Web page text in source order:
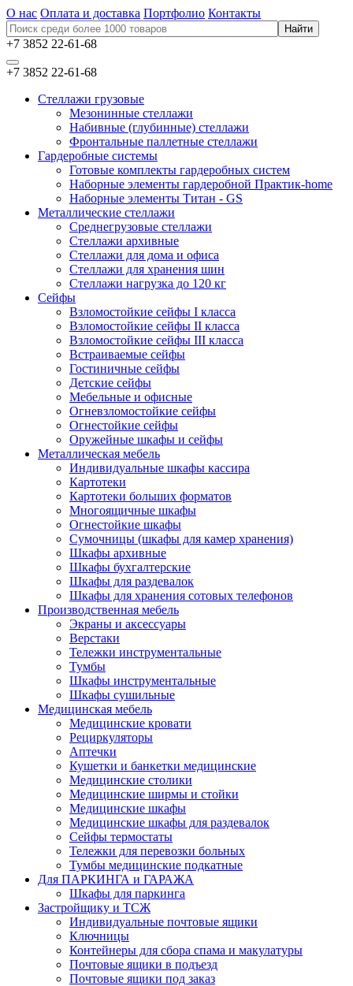
О нас Оплата и доставка Портфолио Контакты
+7 3852 22-61-68
+7 3852 22-61-68
Стеллажи грузовые
Мезонинные стеллажи
Набивные (глубинные) стеллажи
Фронтальные паллетные стеллажи
Гардеробные системы
Готовые комплекты гардеробных систем
Наборные элементы гардеробной Практик-home
Наборные элементы Титан - GS
Металлические стеллажи
Среднегрузовые стеллажи
Стеллажи архивные
Стеллажи для дома и офиса
Стеллажи для хранения шин
Стеллажи нагрузка до 120 кг
Сейфы
Взломостойкие сейфы I класса
Взломостойкие сейфы II класса
Взломостойкие сейфы III класса
Встраиваемые сейфы
Гостиничные сейфы
Детские сейфы
Мебельные и офисные
Огневзломостойкие сейфы
Огнестойкие сейфы
Оружейные шкафы и сейфы
Металлическая мебель
Индивидуальные шкафы кассира
Картотеки
Картотеки больших форматов
Многоящичные шкафы
Огнестойкие шкафы
Сумочницы (шкафы для камер хранения)
Шкафы архивные
Шкафы бухгалтерские
Шкафы для раздевалок
Шкафы для хранения сотовых телефонов
Производственная мебель
Экраны и аксессуары
Верстаки
Тележки инструментальные
Тумбы
Шкафы инструментальные
Шкафы сушильные
Медицинская мебель
Медицинские кровати
Рециркуляторы
Аптечки
Кушетки и банкетки медицинские
Медицинские столики
Медицинские ширмы и стойки
Медицинские шкафы
Медицинские шкафы для раздевалок
Сейфы термостаты
Тележки для перевозки больных
Тумбы медицинские подкатные
Для ПАРКИНГА и ГАРАЖА
Шкафы для паркинга
Застройщику и ТСЖ
Индивидуальные почтовые ящики
Ключницы
Контейнеры для сбора спама и макулатуры
Почтовые ящики в подъезд
Почтовые ящики под заказ